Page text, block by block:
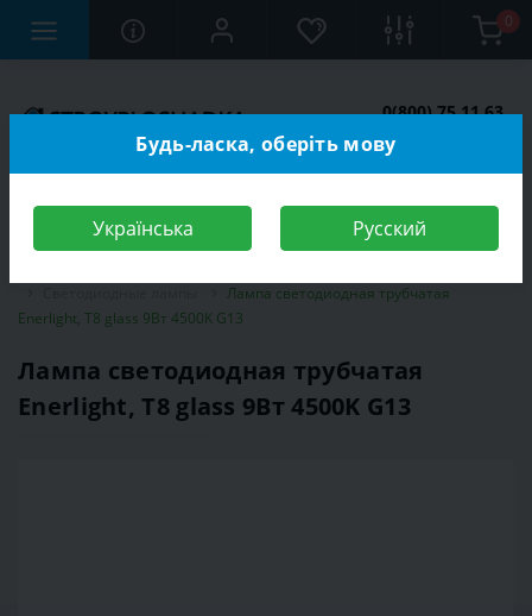
0
0(800) 75 11 63
Лампа светодиодная трубчатая
Enerlight, T8 glass 9Вт 4500K G13
Лампа светодиодная трубчатая
Enerlight, T8 glass 9Вт 4500K G13
Будь-ласка, оберіть мову
Українська Русский